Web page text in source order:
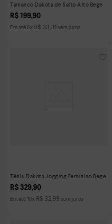
Tamanco Dakota de Salto Alto Bege
R$ 199,90
Em até 6x R$ 33,31 sem juros
Tênis Dakota Jogging Feminino Bege
R$ 329,90
Em até 10x R$ 32,99 sem juros